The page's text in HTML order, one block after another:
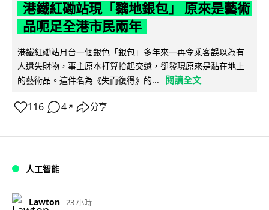
港鐵紅磡站現「黐地銀包」 原來是藝術
品呃足全港市民兩年
港鐵紅磡站月台一個銀色「銀包」多年來一再令乘客誤以為有
人遺失財物，事主原本打算拾起交還，卻發現原來是黏在地上
的藝術品。這件名為《失而復得》的...
閱讀全文
116 4 ↗ 分享
人工智能
Lawton 23 小時